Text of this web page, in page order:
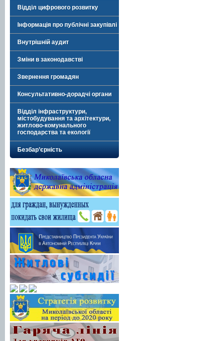
Відділ цифрового розвитку
Інформація про публічні закупівлі
Внутрішній аудит
Зміни в законодавстві
Звернення громадян
Консультативно-дорадчі органи
Відділ інфраструктури,
містобудування та архітектури,
житлово-комунального
господарства та екології
Безбар’єрність